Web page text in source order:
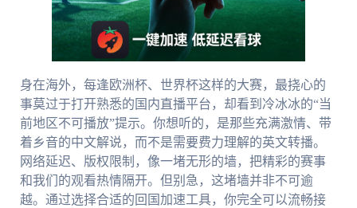
身在海外，每逢欧洲杯、世界杯这样的大赛，最挠心的
事莫过于打开熟悉的国内直播平台，却看到冷冰冰的“当
前地区不可播放”提示。你想听的，是那些充满激情、带
着乡音的中文解说，而不是需要费力理解的英文转播。
网络延迟、版权限制，像一堵无形的墙，把精彩的赛事
和我们的观看热情隔开。但别急，这堵墙并非不可逾
越。通过选择合适的回国加速工具，你完全可以流畅接